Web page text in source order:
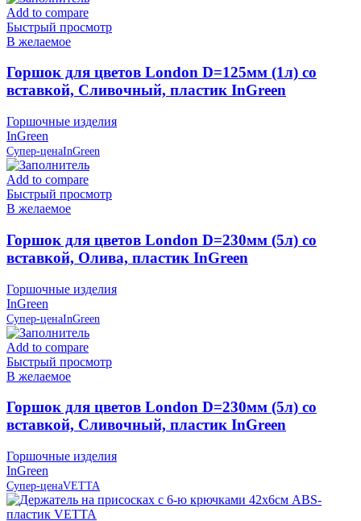
Add to compare
Быстрый просмотр
В желаемое
Горшок для цветов London D=125мм (1л) со
вставкой, Сливочный, пластик InGreen
Горшочные изделия
InGreen
Супер-ценаInGreen
Add to compare
Быстрый просмотр
В желаемое
Горшок для цветов London D=230мм (5л) со
вставкой, Олива, пластик InGreen
Горшочные изделия
InGreen
Супер-ценаInGreen
Add to compare
Быстрый просмотр
В желаемое
Горшок для цветов London D=230мм (5л) со
вставкой, Сливочный, пластик InGreen
Горшочные изделия
InGreen
Супер-ценаVETTA